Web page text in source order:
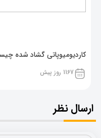
کاردیومیوپاتی گشاد شده
1167 روز پیش
ارسال نظر